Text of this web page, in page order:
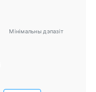
Мінімальны дэпазіт